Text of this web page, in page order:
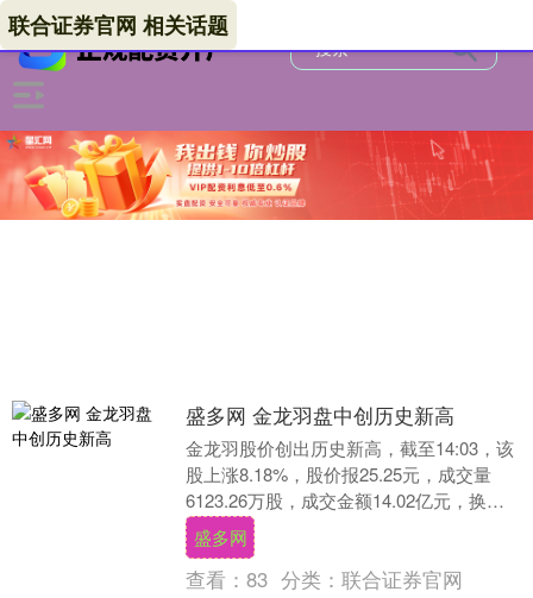
联合证券官网 相关话题
盛多网 金龙羽盘中创历史新高
金龙羽股价创出历史新高，截至14:03，该
股上涨8.18%，股价报25.25元，成交量
6123.26万股，成交金额14.02亿元，换手
率24.81%，该股最新A....
盛多网
查看： 83 分类： 联合证券官网